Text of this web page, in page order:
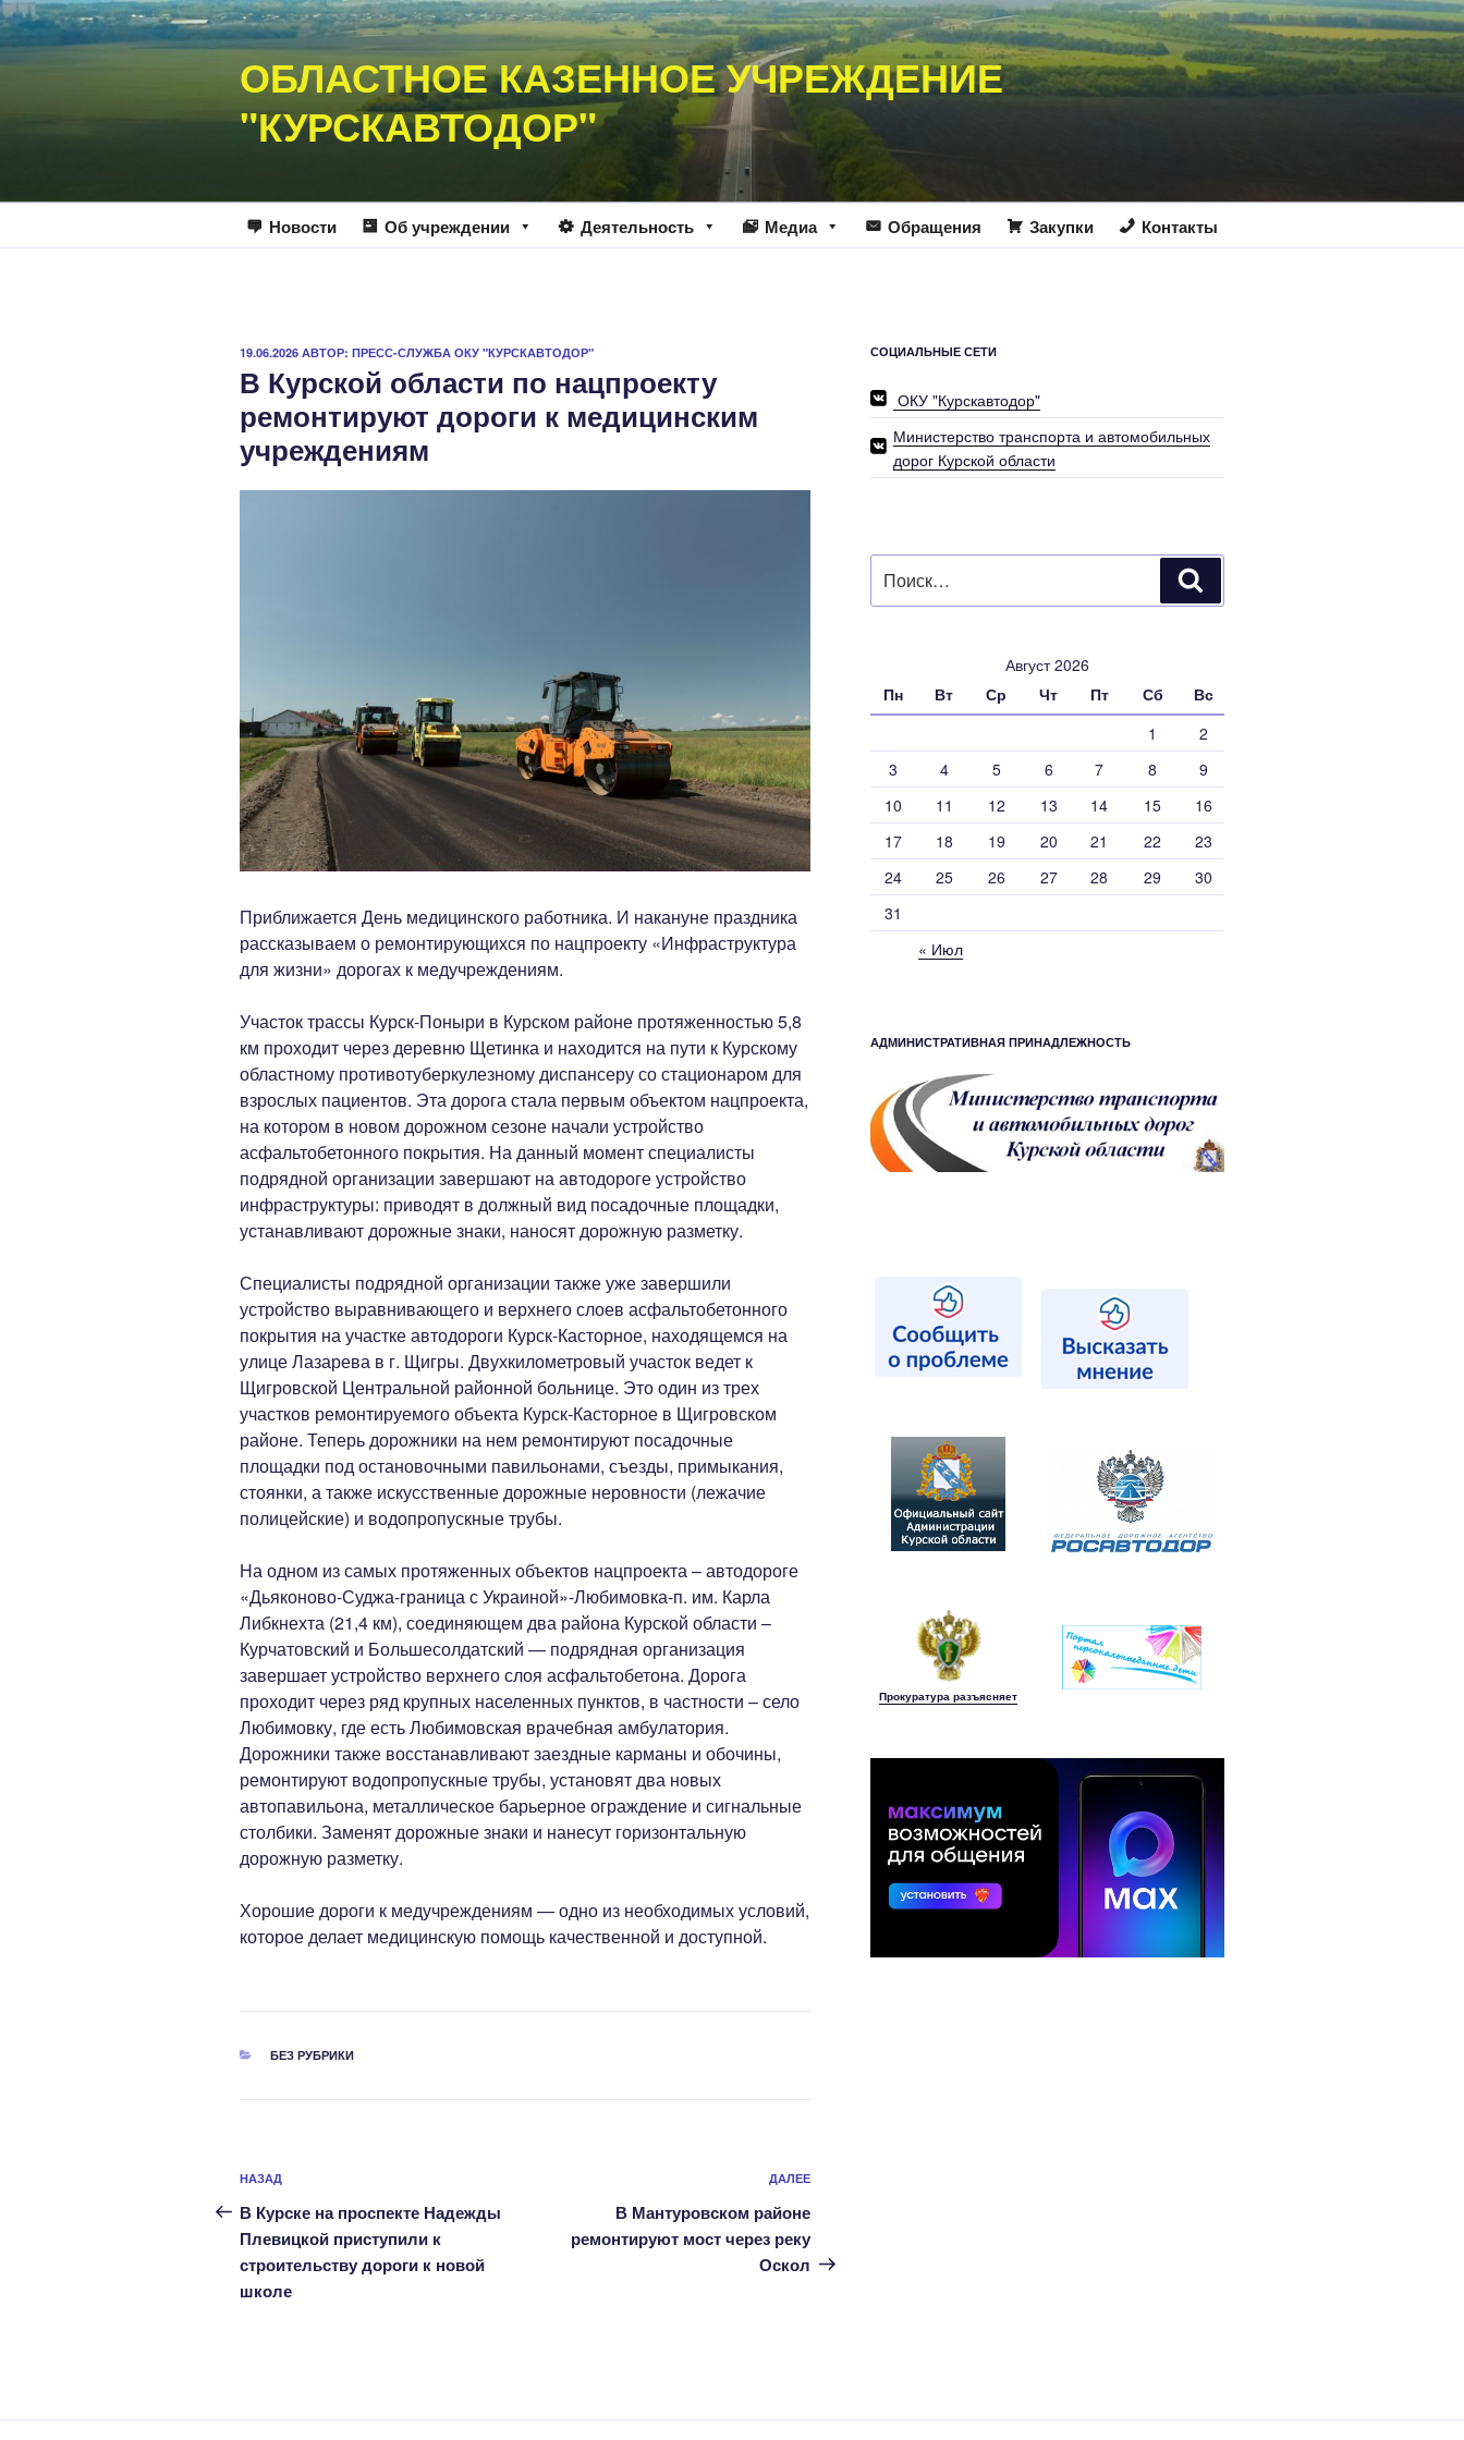
Перейти
к
содержимому
ОБЛАСТНОЕ КАЗЕННОЕ УЧРЕЖДЕНИЕ
"КУРСКАВТОДОР"
Новости Об учреждении Деятельность Медиа Обращения Закупки Контакты
ОПУБЛИКОВАНО
19.06.2026 АВТОР: ПРЕСС-СЛУЖБА ОКУ "КУРСКАВТОДОР"
В Курской области по нацпроекту
ремонтируют дороги к медицинским
учреждениям
Приближается День медицинского работника. И накануне праздника
рассказываем о ремонтирующихся по нацпроекту «Инфраструктура
для жизни» дорогах к медучреждениям.
Участок трассы Курск-Поныри в Курском районе протяженностью 5,8
км проходит через деревню Щетинка и находится на пути к Курскому
областному противотуберкулезному диспансеру со стационаром для
взрослых пациентов. Эта дорога стала первым объектом нацпроекта,
на котором в новом дорожном сезоне начали устройство
асфальтобетонного покрытия. На данный момент специалисты
подрядной организации завершают на автодороге устройство
инфраструктуры: приводят в должный вид посадочные площадки,
устанавливают дорожные знаки, наносят дорожную разметку.
Специалисты подрядной организации также уже завершили
устройство выравнивающего и верхнего слоев асфальтобетонного
покрытия на участке автодороги Курск-Касторное, находящемся на
улице Лазарева в г. Щигры. Двухкилометровый участок ведет к
Щигровской Центральной районной больнице. Это один из трех
участков ремонтируемого объекта Курск-Касторное в Щигровском
районе. Теперь дорожники на нем ремонтируют посадочные
площадки под остановочными павильонами, съезды, примыкания,
стоянки, а также искусственные дорожные неровности (лежачие
полицейские) и водопропускные трубы.
На одном из самых протяженных объектов нацпроекта – автодороге
«Дьяконово-Суджа-граница с Украиной»-Любимовка-п. им. Карла
Либкнехта (21,4 км), соединяющем два района Курской области –
Курчатовский и Большесолдатский — подрядная организация
завершает устройство верхнего слоя асфальтобетона. Дорога
проходит через ряд крупных населенных пунктов, в частности – село
Любимовку, где есть Любимовская врачебная амбулатория.
Дорожники также восстанавливают заездные карманы и обочины,
ремонтируют водопропускные трубы, установят два новых
автопавильона, металлическое барьерное ограждение и сигнальные
столбики. Заменят дорожные знаки и нанесут горизонтальную
дорожную разметку.
Хорошие дороги к медучреждениям — одно из необходимых условий,
которое делает медицинскую помощь качественной и доступной.
РУБРИКИ
БЕЗ РУБРИКИ
Навигация
по
записям
Предыдущая
запись:
НАЗАД
В Курске на проспекте Надежды
Плевицкой приступили к
строительству дороги к новой
школе
Следующая
запись
ДАЛЕЕ
В Мантуровском районе
ремонтируют мост через реку
Оскол
СОЦИАЛЬНЫЕ СЕТИ
ОКУ "Курскавтодор"
Министерство транспорта и автомобильных
дорог Курской области
Август 2026
Пн
Вт Ср Чт Пт Сб
Вс
1
2
3
4 5 6 7 8
9
10
11 12 13 14 15
16
17
18 19 20 21 22
23
24
25 26 27 28 29
30
31
« Июл
АДМИНИСТРАТИВНАЯ ПРИНАДЛЕЖНОСТЬ
Прокуратура разъясняет